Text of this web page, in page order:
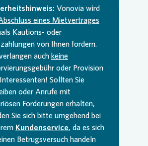
Vonovia wird
eines Mietvertrages
Kautions- oder
von Ihnen fordern.
auch keine
oder Provision
Sollten Sie
oder Anrufe mit
Forderungen erhalten,
Sie sich bitte umgehend bei
Kundenservice, da es sich
Betrugsversuch handeln